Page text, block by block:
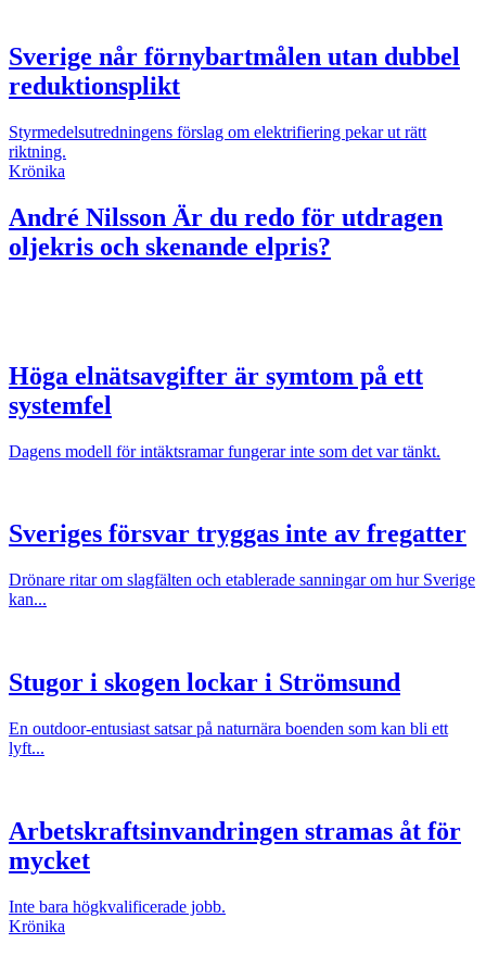
Sverige når förnybartmålen utan dubbel
reduktionsplikt
Styrmedelsutredningens förslag om elektrifiering pekar ut rätt
riktning.
Krönika
André Nilsson Är du redo för utdragen
oljekris och skenande elpris?
Höga elnätsavgifter är symtom på ett
systemfel
Dagens modell för intäktsramar fungerar inte som det var tänkt.
Sveriges försvar tryggas inte av fregatter
Drönare ritar om slagfälten och etablerade sanningar om hur Sverige
kan...
Stugor i skogen lockar i Strömsund
En outdoor-entusiast satsar på naturnära boenden som kan bli ett
lyft...
Arbetskraftsinvandringen stramas åt för
mycket
Inte bara högkvalificerade jobb.
Krönika